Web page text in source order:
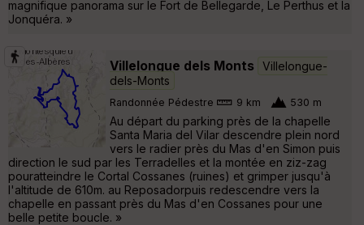
magnifique panorama sur le Fort de Bellegarde, Le Perthus et la
Jonquéra. »
Villelongue dels Monts
Villelongue-
dels-Monts
Randonnée Pédestre 9 km 530 m
Au départ du parking près de la chapelle
Santa Maria del Vilar descendre plein nord
vers le radier près du Mas d'en Simon puis
direction le sud par les Terradelles et la montée en ziz-zag
pouratteindre le Cortal Cossanes (ruines) et grimper jusqu'à
l'altitude de 610m. au Reposadorpuis redescendre vers la
chapelle en passant près du Mas d'en Cossanes pour une
belle petite boucle. »